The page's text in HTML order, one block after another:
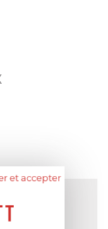
et accepter